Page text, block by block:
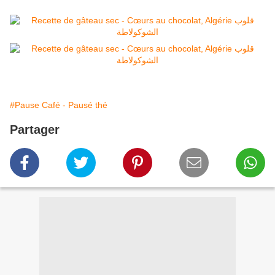
#Pause Café - Pausé thé
Partager